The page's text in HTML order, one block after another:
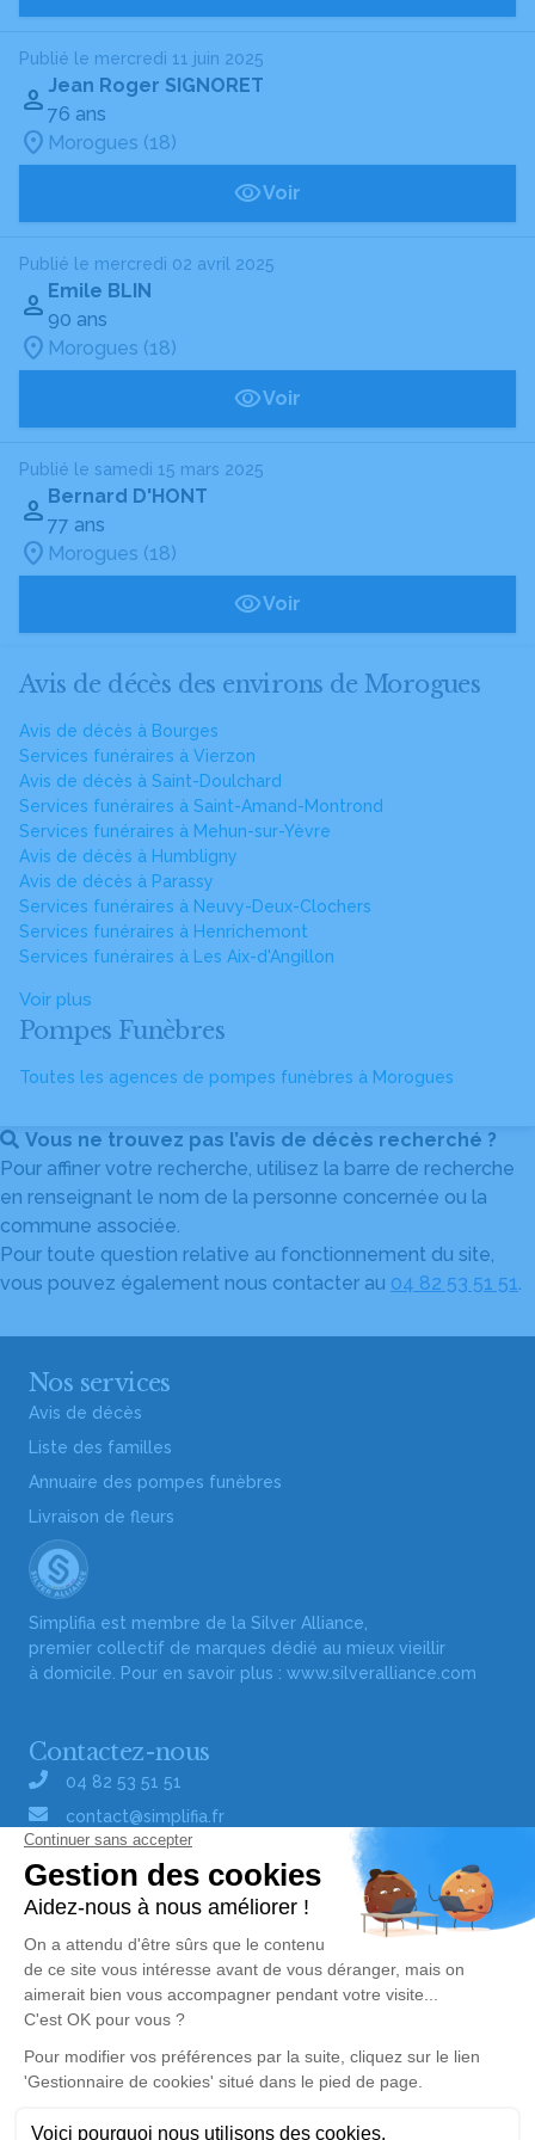
Publié le mercredi 11 juin 2025
Jean Roger SIGNORET
76 ans
Morogues (18)
Voir
Publié le mercredi 02 avril 2025
Emile BLIN
90 ans
Morogues (18)
Voir
Publié le samedi 15 mars 2025
Bernard D'HONT
77 ans
Morogues (18)
Voir
Avis de décès des environs de Morogues
Avis de décès à Bourges
Services funéraires à Vierzon
Avis de décès à Saint-Doulchard
Services funéraires à Saint-Amand-Montrond
Services funéraires à Mehun-sur-Yèvre
Avis de décès à Humbligny
Avis de décès à Parassy
Services funéraires à Neuvy-Deux-Clochers
Services funéraires à Henrichemont
Services funéraires à Les Aix-d'Angillon
Voir plus
Pompes Funèbres
Toutes les agences de pompes funèbres à Morogues
Vous ne trouvez pas l’avis de décès recherché ?
Pour affiner votre recherche, utilisez la barre de recherche
en renseignant le nom de la personne concernée ou la
commune associée.
Pour toute question relative au fonctionnement du site,
vous pouvez également nous contacter au 04 82 53 51 51.
Nos services
Avis de décès
Liste des familles
Annuaire des pompes funèbres
Livraison de fleurs
Simplifia est membre de la Silver Alliance,
premier collectif de marques dédié au mieux vieillir
à domicile. Pour en savoir plus : www.silveralliance.com
Contactez-nous
04 82 53 51 51
contact@simplifia.fr
Réseaux sociaux
Liens utiles
Publier un avis de décès
Signaler un abus/une erreur
Consultez nos offres d'emploi